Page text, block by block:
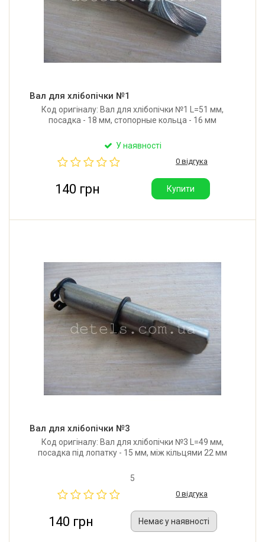
Вал для хлібопічки №1
Код оригіналу: Вал для хлібопічки №1 L=51 мм,
посадка - 18 мм, стопорные кольца - 16 мм
У наявності
0 відгука
140 грн Купити
Вал для хлібопічки №3
Код оригіналу: Вал для хлібопічки №3 L=49 мм,
посадка під лопатку - 15 мм, між кільцями 22 мм
5
0 відгука
140 грн Немає у наявності